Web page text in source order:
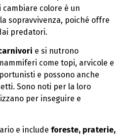
cambiare colore è un
sopravvivenza, poiché offre
predatori.
e si nutrono
come topi, arvicole e
e possono anche
Sono noti per la loro
per inseguire e
e include foreste, praterie,